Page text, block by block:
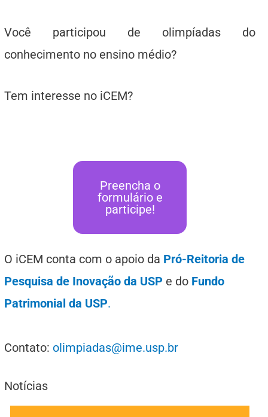
Você participou de olimpíadas do
conhecimento no ensino médio?
Tem interesse no iCEM?
Preencha o
formulário e
participe!
O iCEM conta com o apoio da Pró-Reitoria de
Pesquisa de Inovação da USP e do Fundo
Patrimonial da USP.
Contato: olimpiadas@ime.usp.br
Notícias